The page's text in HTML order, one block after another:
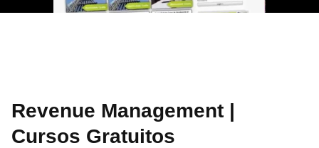
Revenue Management |
Cursos Gratuitos